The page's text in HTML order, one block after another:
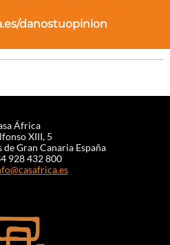
danostuopinion
África
XIII, 5
de Gran Canaria España
928 432 800